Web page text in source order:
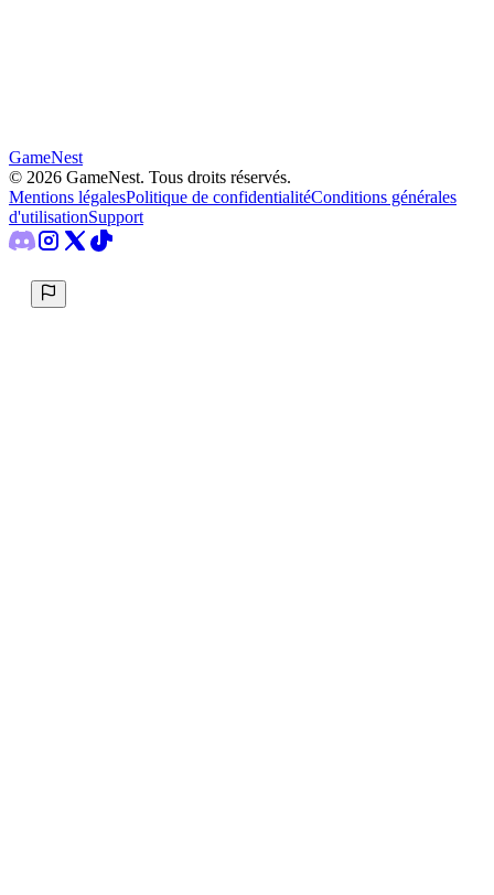
GameNest
© 2026 GameNest. Tous droits réservés.
Mentions légalesPolitique de confidentialitéConditions générales
d'utilisationSupport